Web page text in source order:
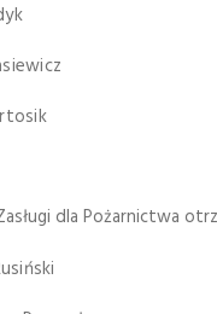
dla Pożarnictwa